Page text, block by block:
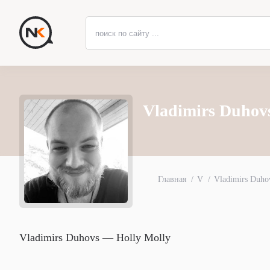
Vladimirs
Главная V Vladimirs
Vladimirs Duhovs — Holly Molly